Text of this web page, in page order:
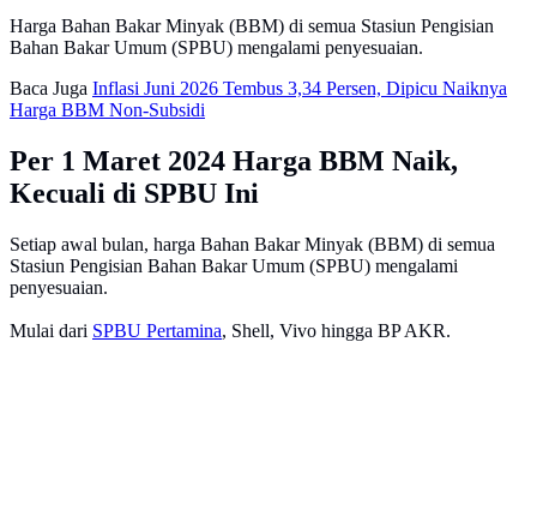
Harga Bahan Bakar Minyak (BBM) di semua Stasiun Pengisian
Bahan Bakar Umum (SPBU) mengalami penyesuaian.
Baca Juga Inflasi Juni 2026 Tembus 3,34 Persen, Dipicu Naiknya
Harga BBM Non-Subsidi
Per 1 Maret 2024 Harga BBM Naik,
Kecuali di SPBU Ini
Setiap awal bulan, harga Bahan Bakar Minyak (BBM) di semua
Stasiun Pengisian Bahan Bakar Umum (SPBU) mengalami
penyesuaian.
Mulai dari SPBU Pertamina, Shell, Vivo hingga BP AKR.